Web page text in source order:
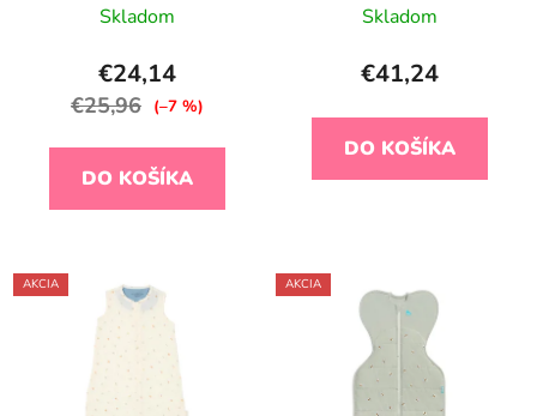
Skladom
€24,14
€25,96 (–7 %)
DO KOŠÍKA
Zavinovačka veľ. M
Bambusová viskóza
Skladom
€41,24
DO KOŠÍKA
AKCIA AKCIA